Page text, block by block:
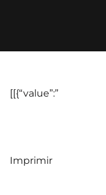
[[{“value”:”
Imprimir